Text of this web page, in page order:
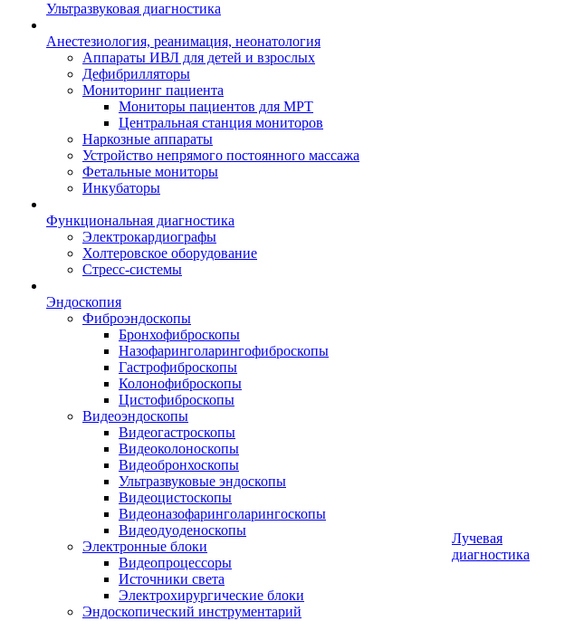
Ультразвуковая диагностика
Анестезиология, реанимация, неонатология
Аппараты ИВЛ для детей и взрослых
Дефибрилляторы
Мониторинг пациента
Мониторы пациентов для МРТ
Центральная станция мониторов
Наркозные аппараты
Устройство непрямого постоянного массажа
Фетальные мониторы
Инкубаторы
Функциональная диагностика
Электрокардиографы
Холтеровское оборудование
Стресс-системы
Эндоскопия
Фиброэндоскопы
Бронхофиброскопы
Назофаринголарингофиброскопы
Гастрофиброскопы
Колонофиброскопы
Цистофиброскопы
Видеоэндоскопы
Видеогастроскопы
Видеоколоноскопы
Видеобронхоскопы
Ультразвуковые эндоскопы
Видеоцистоскопы
Видеоназофаринголарингоскопы
Видеодуоденоскопы
Электронные блоки
Видеопроцессоры
Источники света
Электрохирургические блоки
Эндоскопический инструментарий
Лучевая
диагностика